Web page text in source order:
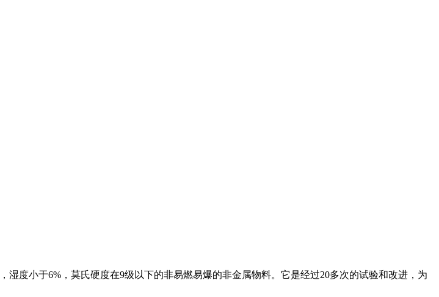
度小于6%，莫氏硬度在9级以下的非易燃易爆的非金属物料。它是经过20多次的试验和改进，为